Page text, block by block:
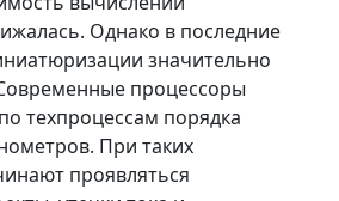
Однако в последние
значительно
процессоры
техпроцессам порядка
При таких
проявляться